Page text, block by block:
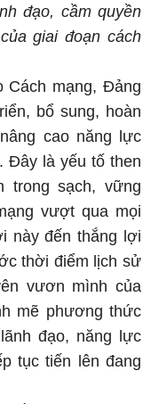
đạo, cầm quyền
giai đoạn cách
Cách mạng, Đảng
bổ sung, hoàn
cao năng lực
Đây là yếu tố then
trong sạch, vững
vượt qua mọi
này đến thắng lợi
thời điểm lịch sử
vươn mình của
mẽ phương thức
đạo, năng lực
tục tiến lên đang